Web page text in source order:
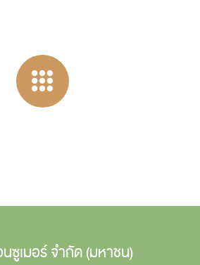
ซูเมอร์ จำกัด (มหาชน)